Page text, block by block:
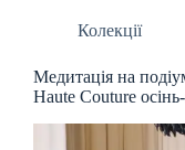
Колекції
Медитація на
Haute Couture